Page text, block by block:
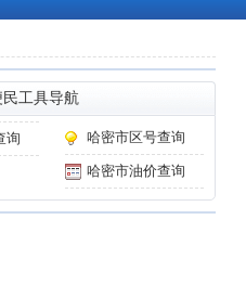
工具导航
哈密市区号查询
询
哈密市油价查询